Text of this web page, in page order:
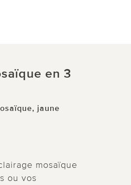
en 3
jaune
mosaïque
ou vos